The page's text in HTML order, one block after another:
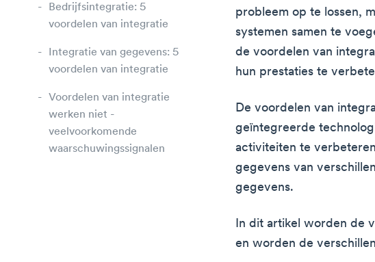
Bedrijfsintegratie: 5
voordelen van integratie
Integratie van gegevens: 5
voordelen van integratie
Voordelen van integratie
werken niet -
veelvoorkomende
waarschuwingssignalen
probleem op te lossen,
systemen samen te
de voordelen van
hun prestaties te
De voordelen van
geïntegreerde
activiteiten te
gegevens van
gegevens.
In dit artikel worden de
en worden de